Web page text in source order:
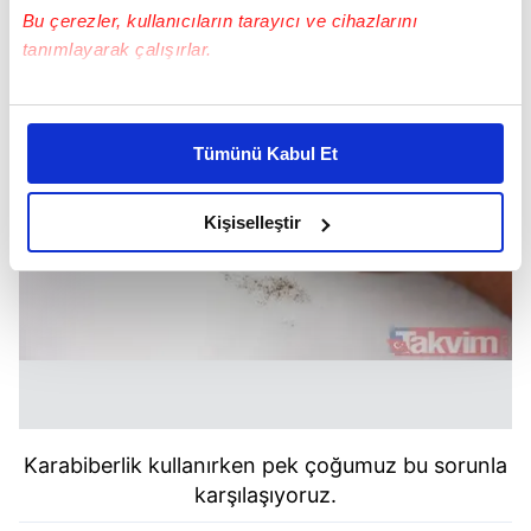
Bu çerezler, kullanıcıların tarayıcı ve cihazlarını
tanımlayarak çalışırlar.
Bu çerezlere izin vermeniz halinde sizlere özel
daha iyi reklam deneyimi yaşatabiliriz. Bunu yaparken
amacımızın size daha iyi bir reklam deneyimi sunmak
olduğunu ve sizlere en iyi içerikleri sunabilmek adına
elimizden gelen çabayı gösterdiğimizi ve bu noktada,
reklamların maliyetlerimizi karşılamak noktasında tek gelir
kalemimiz olduğunu sizlere hatırlatmak isteriz.
Her halükârda, kullanıcılar, bu çerezlere izin vermedikleri
Sizlere daha iyi bir hizmet sunabilmek için İnternet
Sitemizde kendimize ve üçüncü kişilere ait çerezler
Tümünü Kabul Et
Kişiselleştir
Karabiberlik kullanırken pek çoğumuz bu sorunla
karşılaşıyoruz.